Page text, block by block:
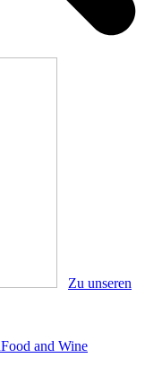
Zu unseren
Food and Wine